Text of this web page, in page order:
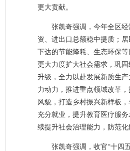
更大贡献。
张凯奇强调，今年全区
资、进出口总额稳中提质；
下达的节能降耗、生态环保
更大力度扩大社会需求，巩
升级，全力以赴发展新质生
力动力，推进重点领域改革
风貌，打造乡村振兴新样板
充分就业，提升教育医疗服
续提升社会治理能力，防范化
张凯奇强调，收官“十四